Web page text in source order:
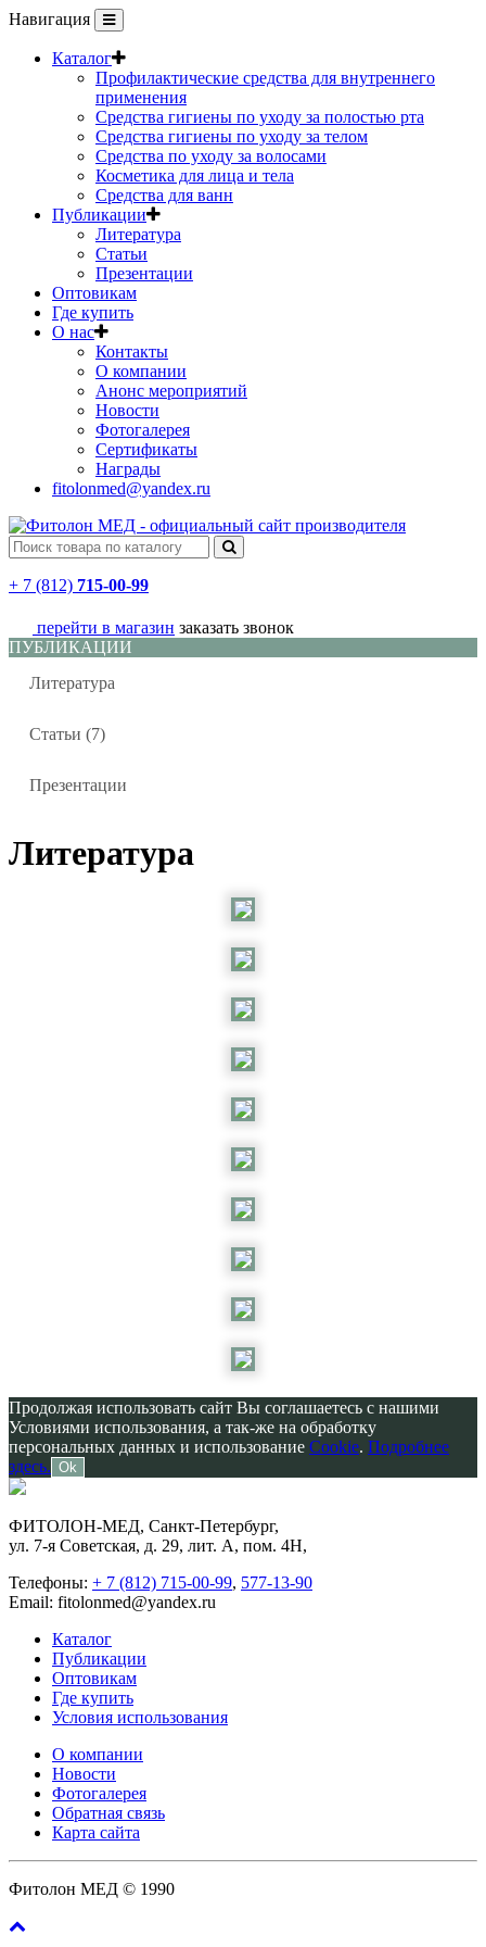
Навигация
Каталог
Профилактические средства для внутреннего
применения
Средства гигиены по уходу за полостью рта
Средства гигиены по уходу за телом
Средства по уходу за волосами
Косметика для лица и тела
Средства для ванн
Публикации
Литература
Статьи
Презентации
Оптовикам
Где купить
О нас
Контакты
О компании
Анонс мероприятий
Новости
Фотогалерея
Сертификаты
Награды
fitolonmed@yandex.ru
+ 7 (812) 715-00-99
перейти в магазин заказать звонок
ПУБЛИКАЦИИ
Литература
Статьи (7)
Презентации
Литература
Продолжая использовать сайт Вы соглашаетесь с нашими
Условиями использования, а так-же на обработку
персональных данных и использование Cookie. Подробнее
здесь. Ok
ФИТОЛОН-МЕД, Санкт-Петербург,
ул. 7-я Советская, д. 29, лит. А, пом. 4Н,
Телефоны: + 7 (812) 715-00-99, 577-13-90
Email: fitolonmed@yandex.ru
Каталог
Публикации
Оптовикам
Где купить
Условия использования
О компании
Новости
Фотогалерея
Обратная связь
Карта сайта
Фитолон МЕД © 1990